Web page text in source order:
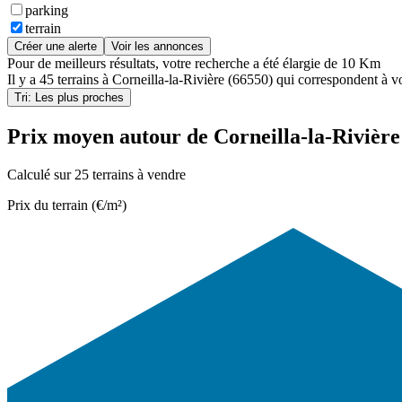
parking
terrain
Créer une alerte Voir les annonces
Pour de meilleurs résultats, votre recherche a été élargie de 10 Km
Il y a 45 terrains à Corneilla-la-Rivière (66550) qui correspondent à
Tri: Les plus proches
Prix moyen autour de Corneilla-la-Rivière
Calculé sur 25 terrains à vendre
Prix du terrain (€/m²)